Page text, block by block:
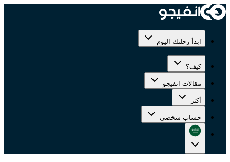
ابدأ رحلتك اليوم
كيف؟
مقالات انفيجو
أكثر
حساب شخصي